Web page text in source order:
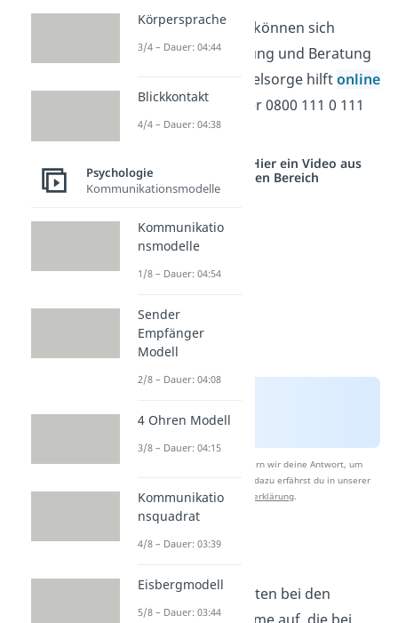
Wichtig:Betroffene können sich
anonym Unterstützung und Beratung
holen. Die Telefonseelsorge hilftonline
und telefonisch unter 0800 111 0 111
kostenlos weiter.
Studyflix vernetzt: Hier ein Video aus
einem anderen Bereich
Nach Beantwortung speichern wir deine Antwort, um
Studyflix zu verbessern. Mehr dazu erfährst du in unserer
Datenschutzerklärung.
Akute Phase
In der Akutphase treten bei den
Körpersprache
3/4 – Dauer: 04:44
Blickkontakt
4/4 – Dauer: 04:38
Psychologie
Kommunikationsmodelle
Kommunikatio
nsmodelle
1/8 – Dauer: 04:54
Sender
Empfänger
Modell
2/8 – Dauer: 04:08
4 Ohren Modell
3/8 – Dauer: 04:15
Kommunikatio
nsquadrat
4/8 – Dauer: 03:39
Eisbergmodell
5/8 – Dauer: 03:44